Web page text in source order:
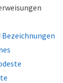
Bezeichnungen